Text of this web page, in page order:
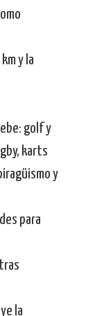
y la
golf y
karts
y
para
la